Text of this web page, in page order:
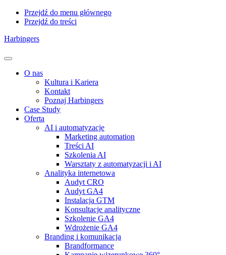
Przejdź do menu głównego
Przejdź do treści
Harbingers
Menu
O nas
Kultura i Kariera
Kontakt
Poznaj Harbingers
Case Study
Oferta
AI i automatyzacje
Marketing automation
Treści AI
Szkolenia AI
Warsztaty z automatyzacji i AI
Analityka internetowa
Audyt CRO
Audyt GA4
Instalacja GTM
Konsultacje analityczne
Szkolenie GA4
Wdrożenie GA4
Branding i komunikacja
Brandformance